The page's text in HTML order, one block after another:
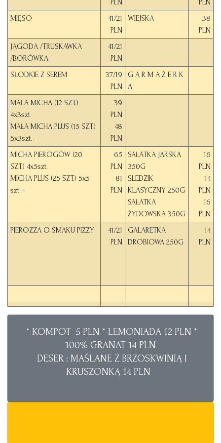
PLN
PLN
MIĘSO
41/21
PLN
WIEJSKA
38
PLN
JAGODA /TRUSKAWKA
/BORÓWKA
41/21
PLN
SŁODKIE Z SEREM
37/19
PLN
G A R M A Ż E R K
A
MAŁA MICHA (12 SZT.)
4x3szt.
MAŁA MICHA PLUS (15 SZT.)
5x3szt. -
39
PLN
48
PLN
MICHA PIEROGÓW (20
SZT.) 4x5szt.
MICHA PLUS (25 SZT.) 5x5
szt. -
65
PLN
81
PLN
SAŁATKA JARSKA
350G
ŚLEDZIK
KLASYCZNY 250G
SAŁATKA
ŻYDOWSKA 350G
16
PLN
14
PLN
16
PLN
PIEROZZA O SMAKU PIZZY
41/21
PLN
GALARETKA
DROBIOWA 250G
14
PLN
* KOMPOT 5 PLN * LEMONIADA 12 PLN *
100% GRANAT 14 PLN
DESER : MAŚLANE Z BRZOSKWINIĄ I
KRUSZONKĄ 14 PLN